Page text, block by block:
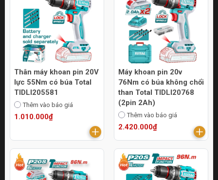
Thân máy khoan pin 20V
lực 55Nm có búa Total
TIDLI205581
Thêm vào báo giá
1.010.000₫
Máy khoan pin 20v
76Nm có búa không chổi
than Total TIDLI20768
(2pin 2Ah)
Thêm vào báo giá
2.420.000₫